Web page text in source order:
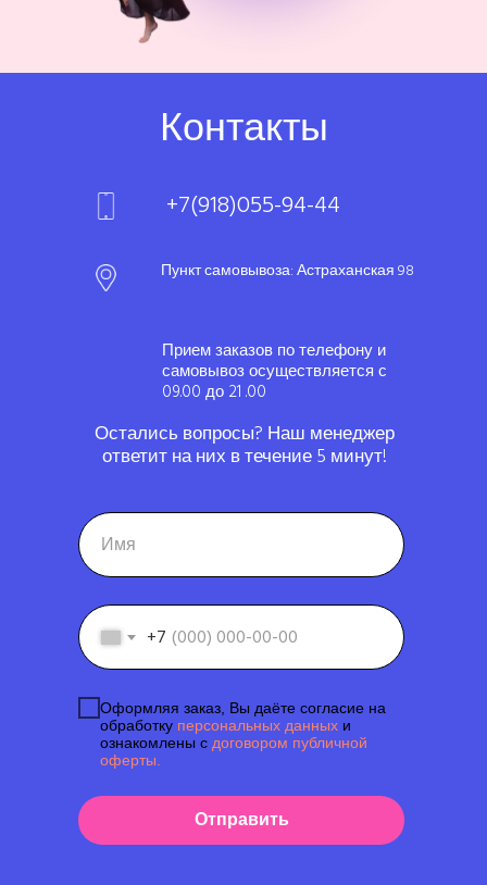
+7
Оформляя заказ, Вы даёте согласие на
обработку персональных данных и
ознакомлены с договором публичной
оферты.
Отправить
Контакты
Пункт самовывоза: Астраханская 98
+7(918)055-94-44
Прием заказов по телефону и
самовывоз осуществляется с
09.00 до 21 .00
Остались вопросы? Наш менеджер
ответит на них в течение 5 минут!